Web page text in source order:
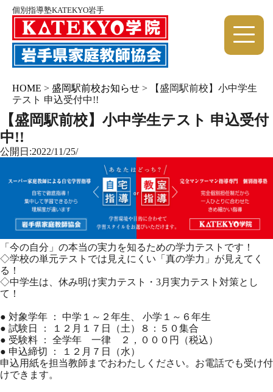
個別指導塾KATEKYO岩手
HOME > 盛岡駅前校お知らせ >
【盛岡駅前校】小中学生
テスト 申込受付中!!
【盛岡駅前校】小中学生テスト 申込受付
中!!
公開日:2022/11/25/
「今の自分」の本当の実力を知るための学力テストです！
◇学校の単元テストでは見えにくい「真の学力」が見えてく
る！
◇中学生は、休み明け実力テスト・3月実力テスト対策とし
て！
● 対象学年 ： 中学１～２年生、 小学１～６年生
● 試験日 ： １２月１７日（土）８：５０集合
● 受験料 ： 全学年 一律 ２，０００円（税込）
● 申込締切 ： １２月７日（水）
申込用紙を担当教師までおわたしください。お電話でも受け付
けできます。